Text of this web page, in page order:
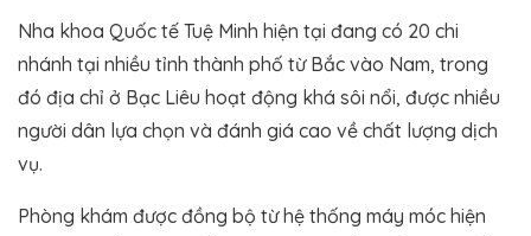
Nha khoa Quốc tế Tuệ Minh hiện tại đang có 20 chi
nhánh tại nhiều tỉnh thành phố từ Bắc vào Nam, trong
đó địa chỉ ở Bạc Liêu hoạt động khá sôi nổi, được nhiều
người dân lựa chọn và đánh giá cao về chất lượng dịch
vụ.
Phòng khám được đồng bộ từ hệ thống máy móc hiện